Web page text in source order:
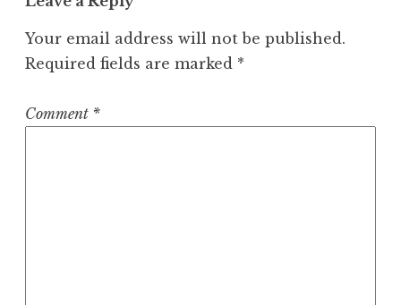
Your email address will not be published.
Required fields are marked *
Comment *